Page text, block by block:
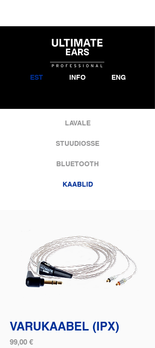
EST INFO ENG
LAVALE
STUUDIOSSE
BLUETOOTH
KAABLID
VARUKAABEL (IPX)
99,00 €